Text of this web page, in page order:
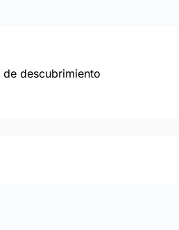
descubrimiento